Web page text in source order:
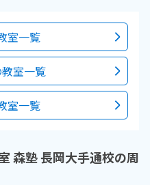
室一覧
室一覧
室一覧
森塾 長岡大手通校の周